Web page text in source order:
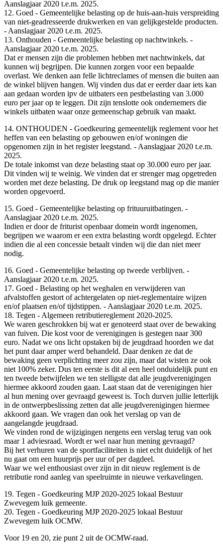
Aanslagjaar 2020 t.e.m. 2025.
12. Goed - Gemeentelijke belasting op de huis-aan-huis verspreiding
van niet-geadresseerde drukwerken en van gelijkgestelde producten.
- Aanslagjaar 2020 t.e.m. 2025.
13. Onthouden - Gemeentelijke belasting op nachtwinkels. -
Aanslagjaar 2020 t.e.m. 2025.
Dat er mensen zijn die problemen hebben met nachtwinkels, dat
kunnen wij begrijpen. Die kunnen zorgen voor een bepaalde
overlast. We denken aan felle lichtreclames of mensen die buiten aan
de winkel blijven hangen. Wij vinden dus dat er eerder daar iets kan
aan gedaan worden ipv de uitbaters een pestbelasting van 3.000
euro per jaar op te leggen. Dit zijn tenslotte ook ondernemers die
winkels uitbaten waar onze gemeenschap gebruik van maakt.
14. ONTHOUDEN - Goedkeuring gemeentelijk reglement voor het
heffen van een belasting op gebouwen en/of woningen die
opgenomen zijn in het register leegstand. - Aanslagjaar 2020 t.e.m.
2025.
De totale inkomst van deze belasting staat op 30.000 euro per jaar.
Dit vinden wij te weinig. We vinden dat er strenger mag opgetreden
worden met deze belasting. De druk op leegstand mag op die manier
worden opgevoerd.
15. Goed - Gemeentelijke belasting op frituuruitbatingen. -
Aanslagjaar 2020 t.e.m. 2025.
Indien er door de friturist openbaar domein wordt ingenomen,
begrijpen we waarom er een extra belasting wordt opgelegd. Echter
indien die al een concessie betaalt vinden wij die dan niet meer
nodig.
16. Goed - Gemeentelijke belasting op tweede verblijven. -
Aanslagjaar 2020 t.e.m. 2025.
17. Goed - Belasting op het weghalen en verwijderen van
afvalstoffen gestort of achtergelaten op niet-reglementaire wijzen
en/of plaatsen en/of tijdstippen. - Aanslagjaar 2020 t.e.m. 2025.
18. Tegen - Algemeen retributiereglement 2020-2025.
We waren geschrokken bij wat er genoteerd staat over de bewaking
van fuiven. Die kost voor de verenigingen is gestegen naar 300
euro. Nadat we ons licht opstaken bij de jeugdraad hoorden we dat
het punt daar amper werd behandeld. Daar denken ze dat de
bewaking geen verplichting meer zou zijn, maar dat wisten ze ook
niet 100% zeker. Dus ten eerste is dit al een heel onduidelijk punt en
ten tweede betwijfelen we ten stelligste dat alle jeugdverenigingen
hiermee akkoord zouden gaan. Laat staan dat de verenigingen hier
al hun mening over gevraagd geweest is. Toch durven jullie letterlijk
in de ontwerpbeslissing zetten dat alle jeugdverenigingen hiermee
akkoord gaan. We vragen dan ook het verslag op van de
aangelangde jeugdraad.
We vinden rond de wijzigingen nergens een verslag terug van ook
maar 1 adviesraad. Wordt er wel naar hun mening gevraagd?
Bij het verhuren van de sportfaciliteiten is niet echt duidelijk of het
nu gaat om een huurprijs per uur of per dagdeel.
Waar we wel enthousiast over zijn in dit nieuw reglement is de
retributie rond aanleg van speelruimte in nieuwe verkavelingen.
19. Tegen - Goedkeuring MJP 2020-2025 lokaal Bestuur
Zwevegem luik gemeente.
20. Tegen - Goedkeuring MJP 2020-2025 lokaal Bestuur
Zwevegem luik OCMW.
Voor 19 en 20, zie punt 2 uit de OCMW-raad.